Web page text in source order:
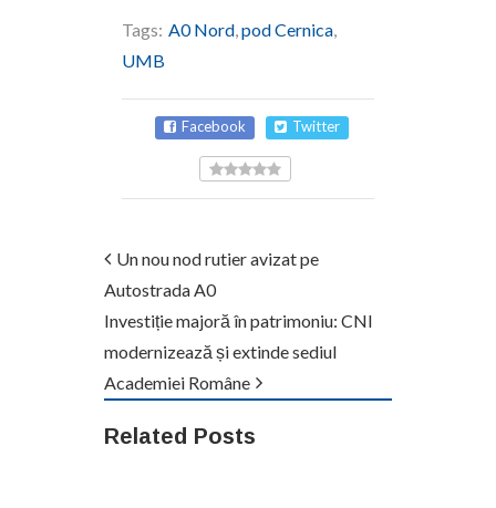
Tags: A0 Nord,pod Cernica,
UMB
Facebook Twitter
Un nou nod rutier avizat pe
Autostrada A0
Investiție majoră în patrimoniu: CNI
modernizează și extinde sediul
Academiei Române
Related Posts